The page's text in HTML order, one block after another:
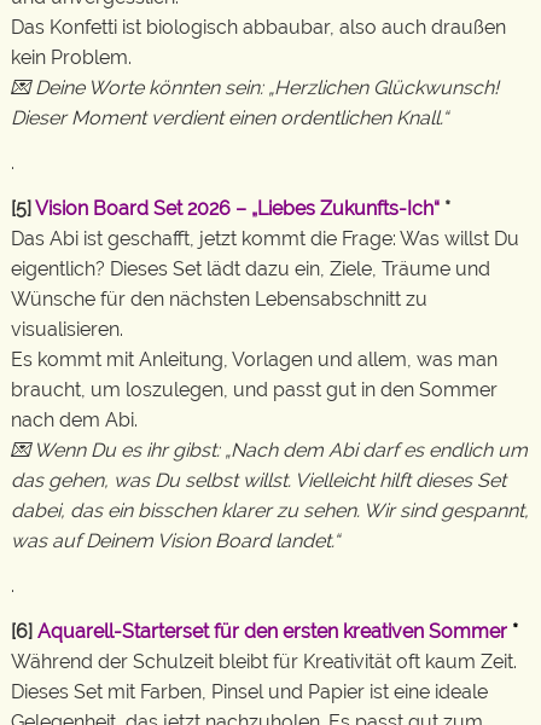
Das Konfetti ist biologisch abbaubar, also auch draußen
kein Problem.
💌 Deine Worte könnten sein: „Herzlichen Glückwunsch!
Dieser Moment verdient einen ordentlichen Knall.“
.
[5]Vision Board Set 2026 – „Liebes Zukunfts-Ich“ *
Das Abi ist geschafft, jetzt kommt die Frage: Was willst Du
eigentlich? Dieses Set lädt dazu ein, Ziele, Träume und
Wünsche für den nächsten Lebensabschnitt zu
visualisieren.
Es kommt mit Anleitung, Vorlagen und allem, was man
braucht, um loszulegen, und passt gut in den Sommer
nach dem Abi.
💌 Wenn Du es ihr gibst: „Nach dem Abi darf es endlich um
das gehen, was Du selbst willst. Vielleicht hilft dieses Set
dabei, das ein bisschen klarer zu sehen. Wir sind gespannt,
was auf Deinem Vision Board landet.“
.
[6] Aquarell-Starterset für den ersten kreativen Sommer *
Während der Schulzeit bleibt für Kreativität oft kaum Zeit.
Dieses Set mit Farben, Pinsel und Papier ist eine ideale